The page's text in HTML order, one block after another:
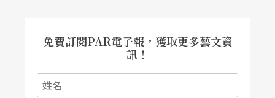
免費訂閱PAR電子報，獲取更多藝文資
訊！